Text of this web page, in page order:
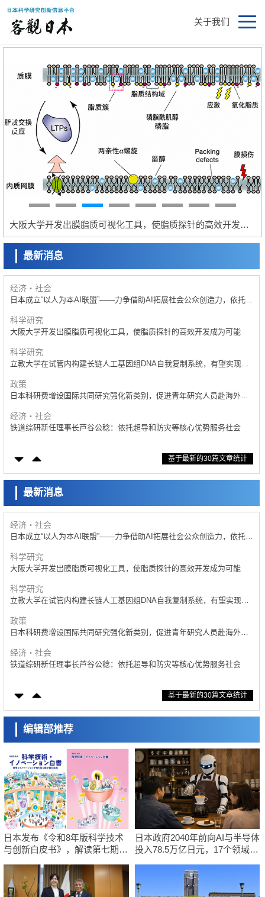
关于我们
立教大学在试管内构建长链人工基因组DNA自我复制系统，有望实现携带大量基因的人工细胞
最新消息
科学研究
立教大学在试管内构建长链人工基因组DNA自我复制系统，有望实现携
带大量基因的人工细胞
日本科研费增设国际共同研究强化新类别，促进青年研究人员赴海外开
京都大学高效生成光的构成单元“光子”，可应用于量子计算机
科学研究
开发出300亿年仅误差1秒的光晶格钟，构建网络将其打造为下一代社会
基础设施
经济・社会
日本成立“以人为本AI联盟”——力争借助AI拓展社会公众创造力，依托产
学合作推进研发
大阪大学开发出膜脂质可视化工具，使脂质探针的高效开发成为可能
立教大学在试管内构建长链人工基因组DNA自我复制系统，有望实现携
带大量基因的人工细胞
日本科研费增设国际共同研究强化新类别，促进青年研究人员赴海外开
展研究
铁道综研新任理事长芦谷公稔：依托超导和防灾等核心优势服务社会
能力与生产力
藤田医科大学等成功鉴定出非结核分枝杆菌生存的必需基因，首次揭示
该基因的必要性因菌株而异
经济・社会
【AI法下篇】如何应对AI的不可控性——中央大学平野晋教授专访
科学研究
日本学术会议：为保持土壤健康应采取哪些措施？探讨土壤保护与强化
的具体对策
科学研究
大阪大学开发基于水氢键网络的温度预测新方法，AI从分子排列信息中
高精度解读
经济・社会
【AI法上篇】如何对“将人生交给AI”保持危机感——中央大学平野晋教授
专访
科学研究
庆应义塾大学阐明脑内“游击手”小胶质细胞包裹保护受损神经细胞的机
制，有望用于开发阿尔茨海默病等疾病疗法
科学研究
日本东北大学与横滨橡胶全球首次从纳米尺度揭示橡胶—黄铜粘接界面
近畿大学等发现植物染料“日本茜”的红色成分可抑制老化与炎症，有望成
为新型功能性材料
科学研究
群马大学开发针对难治性癫痫的新型基因疗法，利用超小型GAD67启动
子抑制发作
科学研究
九州大学揭示夜间眼压升高机制：两种激素波动叠加所致
科学研究
东京都产技研采用新手法开发出可稳定工作至300℃的介电材料，已验证
电容器可在汽车发动机等高温环境下工作
经济・社会
日本生成式AI使用者占比一年内翻倍，但与中美德仍有较大差距
政策
化火灾防控
科学研究
福井大学发现细胞记忆过往并抑制反应的机制，阐明即便DNA相同反应
基于最新的30篇文章统计
最新消息
政策
展研究
科学研究
科学研究
开发出300亿年仅误差1秒的光晶格钟，构建网络将其打造为下一代社会
经济・社会
日本成立“以人为本AI联盟”——力争借助AI拓展社会公众创造力，依托产
学合作推进研发
科学研究
大阪大学开发出膜脂质可视化工具，使脂质探针的高效开发成为可能
科学研究
立教大学在试管内构建长链人工基因组DNA自我复制系统，有望实现携
政策
日本科研费增设国际共同研究强化新类别，促进青年研究人员赴海外开
经济・社会
铁道综研新任理事长芦谷公稔：依托超导和防灾等核心优势服务社会
科学研究
东京大学通过叶绿体基因组编辑技术强化碳固定酶，成功提高光合作用
藤田医科大学等成功鉴定出非结核分枝杆菌生存的必需基因，首次揭示
经济・社会
【AI法下篇】如何应对AI的不可控性——中央大学平野晋教授专访
日本学术会议：为保持土壤健康应采取哪些措施？探讨土壤保护与强化
的具体对策
科学研究
大阪大学开发基于水氢键网络的温度预测新方法，AI从分子排列信息中
高精度解读
经济・社会
【AI法上篇】如何对“将人生交给AI”保持危机感——中央大学平野晋教授
专访
科学研究
庆应义塾大学阐明脑内“游击手”小胶质细胞包裹保护受损神经细胞的机
制，有望用于开发阿尔茨海默病等疾病疗法
科学研究
日本东北大学与横滨橡胶全球首次从纳米尺度揭示橡胶—黄铜粘接界面
基于最新的30篇文章统计
编辑部推荐
日本发布《令和8年版科学技术
与创新白皮书》，解读第七期基
日本政府2040年前向AI与半导体
投入78.5万亿日元，17个领域官